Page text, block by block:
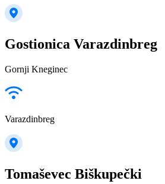
Gostionica Varazdinbreg
Gornji Kneginec
Varazdinbreg
Tomaševec Biškupečki